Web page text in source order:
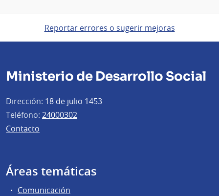
Reportar errores o sugerir mejoras
Ministerio de Desarrollo Social
Dirección: 18 de julio 1453
Teléfono: 24000302
Contacto
Áreas temáticas
Comunicación